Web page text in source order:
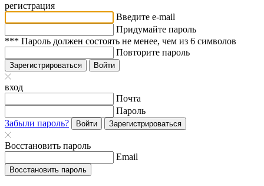
регистрация
Введите e-mail
Придумайте пароль
*** Пароль должен состоять не менее, чем из 6 символов
Повторите пароль
Зарегистрироваться Войти
вход
Почта
Пароль
Забыли пароль?
Войти Зарегистрироваться
Восстановить пароль
Email
Восстановить пароль